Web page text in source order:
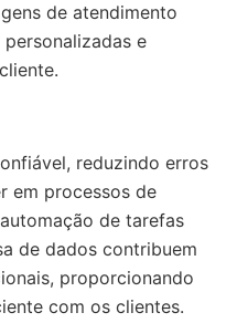
de atendimento
e
reduzindo erros
em processos de
de tarefas
de dados contribuem
proporcionando
com os clientes.